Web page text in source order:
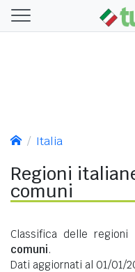
Italia
Regioni
comuni
Classifica delle
comuni.
Dati aggiornati al 01/01/